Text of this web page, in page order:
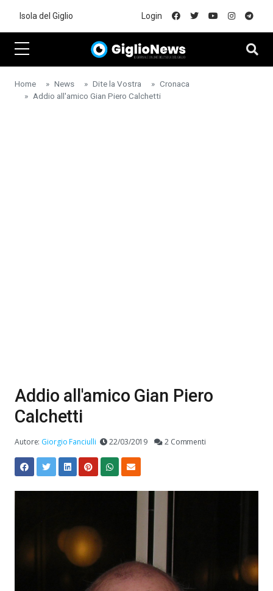
Isola del Giglio Login
Home News Dite la Vostra
Cronaca
Addio all'amico Gian Piero Calchetti
Addio all'amico Gian Piero
Calchetti
Autore: Giorgio Fanciulli 22/03/2019 2 Commenti